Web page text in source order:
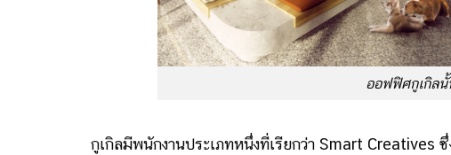
ออฟฟิศกูเกิลนั้
กูเกิลมีพนักงานประเภทหนึ่งที่เรียกว่า Smart Creatives